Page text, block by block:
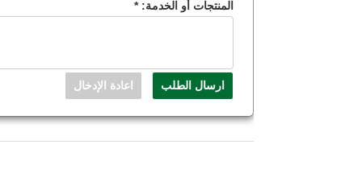
المنتجات أو الخدمة:*